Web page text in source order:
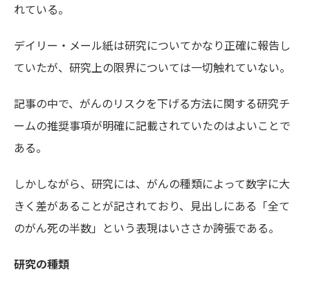
れている。
デイリー・メール紙は研究についてかなり正確に報告し
ていたが、研究上の限界については一切触れていない。
記事の中で、がんのリスクを下げる方法に関する研究チ
ームの推奨事項が明確に記載されていたのはよいことで
ある。
しかしながら、研究には、がんの種類によって数字に大
きく差があることが記されており、見出しにある「全て
のがん死の半数」という表現はいささか誇張である。
研究の種類